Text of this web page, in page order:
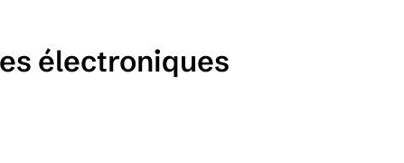
électroniques